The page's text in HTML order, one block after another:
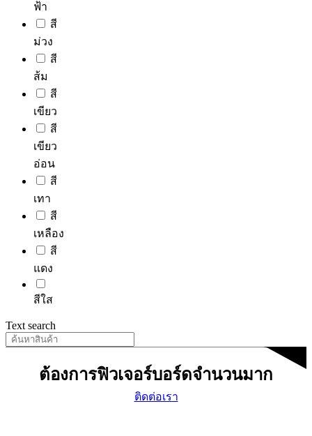
ฟ้า
สี
ม่วง
สี
ส้ม
สี
เขียว
สี
เขียว
อ่อน
สี
เทา
สี
เหลือง
สี
แดง
สีใส
Text search
ต้องการฟิวเจอร์บอร์ดจำนวนมาก
ติดต่อเรา